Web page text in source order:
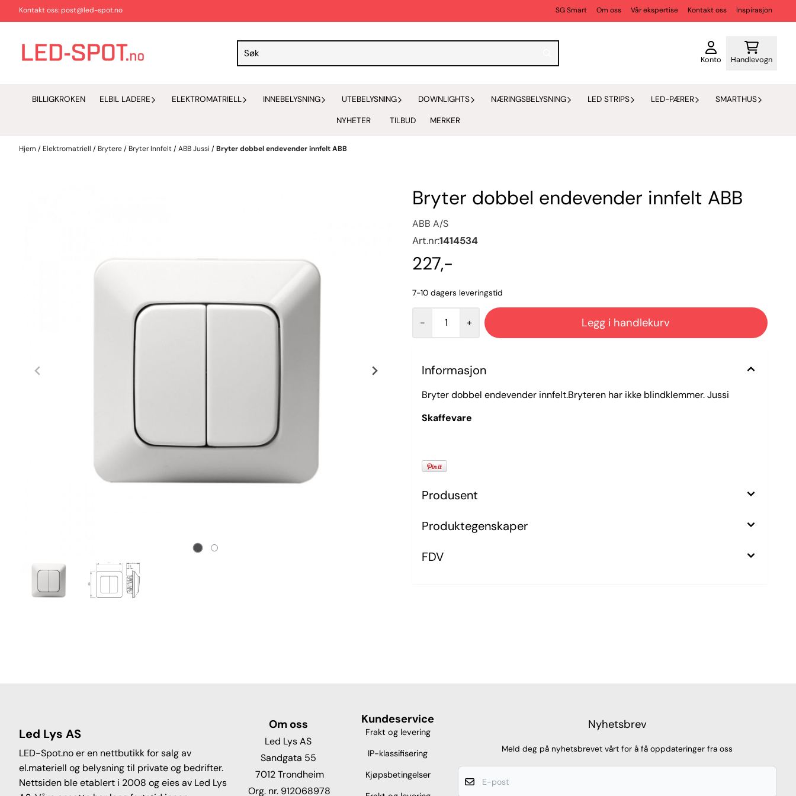
Hopp til innhold
Kontakt oss: post@led-spot.no SG Smart Om oss Vår ekspertise Kontakt oss Inspirasjon
Konto Handlevogn
BILLIGKROKEN ELBIL LADERE ELEKTROMATRIELL INNEBELYSNING UTEBELYSNING DOWNLIGHTS NÆRINGSBELYSNING LED STRIPS LED-PÆRER SMARTHUS
NYHETER TILBUD MERKER
Hjem / Elektromatriell / Brytere/ Bryter Innfelt/ABB Jussi /Bryter dobbel endevender innfelt ABB
Bryter dobbel endevender innfelt ABB
ABB A/S
Art.nr:1414534
227,-
7-10 dagers leveringstid
- +
Informasjon
Bryter dobbel endevender innfelt.Bryteren har ikke blindklemmer. Jussi
Skaffevare
Produsent
Produktegenskaper
FDV
Led Lys AS
LED-Spot.no er en nettbutikk for salg av
el.materiell og belysning til private og bedrifter.
Nettsiden ble etablert i 2008 og eies av Led Lys
Om oss
Led Lys AS
Sandgata 55
7012 Trondheim
Org. nr. 912068978
Kundeservice
Frakt og levering
IP-klassifisering
Kjøpsbetingelser
Nyhetsbrev
Meld deg på nyhetsbrevet vårt for å få oppdateringer fra oss